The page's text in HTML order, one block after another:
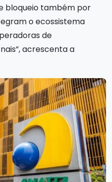
bloqueio também por
o ecossistema
de
acrescenta a